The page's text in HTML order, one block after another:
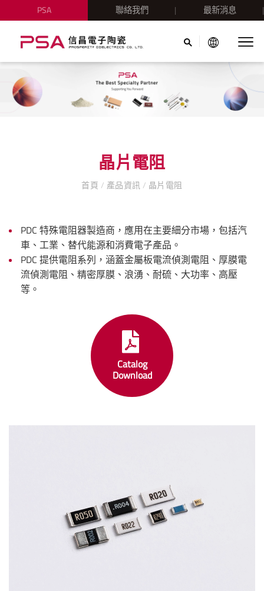
PSA 聯絡我們 最新消息
晶片電阻
首頁 / 產品資訊 / 晶片電阻
PDC 特殊電阻器製造商，應用在主要細分市場，包括汽
車、工業、替代能源和消費電子產品。
PDC 提供電阻系列，涵蓋金屬板電流偵測電阻、厚膜電
流偵測電阻、精密厚膜、浪湧、耐硫、大功率、高壓
等。
Catalog
Download